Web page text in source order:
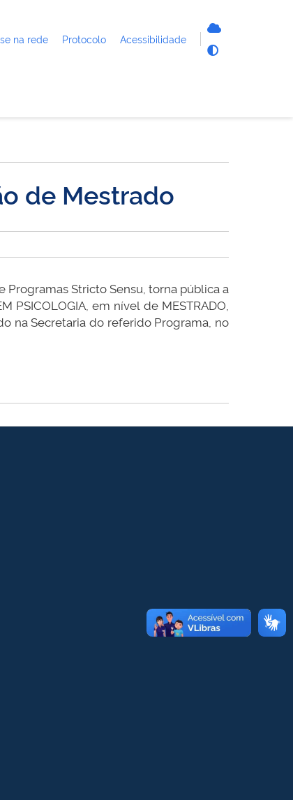
na rede Protocolo Acessibilidade
de Mestrado
Stricto Sensu, torna pública a
PSICOLOGIA, em nível de MESTRADO,
na Secretaria do referido Programa, no